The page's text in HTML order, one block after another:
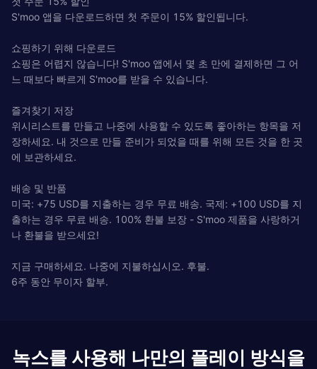
S'moo 앱을 다운로드하면 첫 주문이 15% 할인됩니다.
쇼핑하기 위해 다운로드
쇼핑은 어렵지 않습니다! S'moo 앱에서 몇 초 만에 결제하면 그 어
느 때보다 빠르게 S'moo를 받을 수 있습니다.
즐겨찾기 저장
위시리스트를 만들고 나중에 사용할 수 있도록 좋아하는 항목을 저
장하세요. 내 것으로 만들 준비가 되었을 때를 위해 모든 것을 한 곳
에 보관하세요.
배송 및 반품
미국: +75 USD를 지출하는 경우 무료 배송. 국제: +100 USD를 지
출하는 경우 무료 배송. 100% 환불 보장 - S'moo 제품을 사랑하거
나 환불을 받으세요!
지금 구매하세요. 나중에 지불하십시오. 후불.
6주 동안 무이자 할부.
녹스를 사용해 나만의 플레이 방식을